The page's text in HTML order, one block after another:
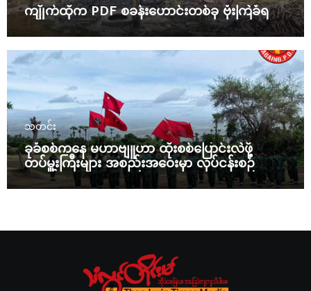
ကျိုက်ထိုက PDF စခန်းဟောင်းတစ်ခု ဗုံးကြဲခံရ
သတင်း
ခုခံစစ်ကနေ မဟာဗျူဟာ ထိုးစစ်ပြောင်းလဲဖို့
တပ်မှူးကြီးများ အစည်းအဝေးမှာ လုပ်ငန်းစဉ်
ချမှတ်